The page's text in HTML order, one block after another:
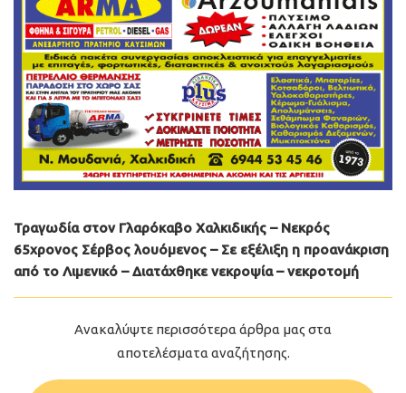
Τραγωδία στον Γλαρόκαβο Χαλκιδικής – Νεκρός
65χρονος Σέρβος λουόμενος – Σε εξέλιξη η προανάκριση
από το Λιμενικό – Διατάχθηκε νεκροψία – νεκροτομή
Ανακαλύψτε περισσότερα άρθρα μας στα
αποτελέσματα αναζήτησης.